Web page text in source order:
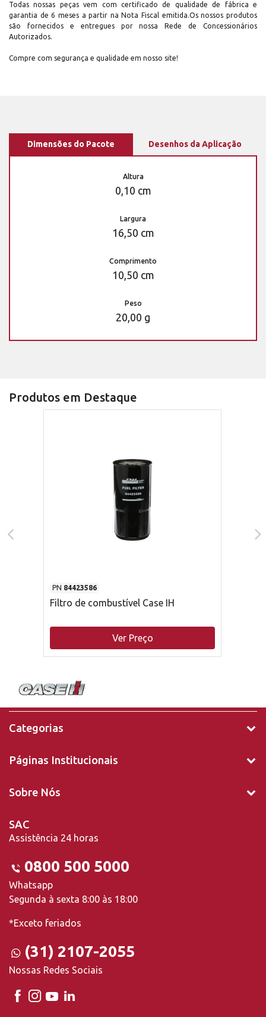
Todas nossas peças vem com certificado de qualidade de fábrica e
garantia de 6 meses a partir na Nota Fiscal emitida.Os nossos produtos
são fornecidos e entregues por nossa Rede de Concessionários
Autorizados.
Compre com segurança e qualidade em nosso site!
Dimensões do Pacote Desenhos da Aplicação
Altura
0,10 cm
Largura
16,50 cm
Comprimento
10,50 cm
Peso
20,00 g
Produtos em Destaque
PN 84423586
Filtro de combustível Case IH
Ver Preço
Categorias
Páginas Institucionais
Sobre Nós
SAC
Assistência 24 horas
0800 500 5000
Whatsapp
Segunda à sexta 8:00 às 18:00
*Exceto feriados
(31) 2107-2055
Nossas Redes Sociais